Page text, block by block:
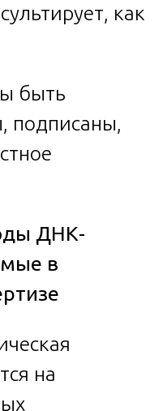
как
быть
подписаны,
ДНК-
в
на